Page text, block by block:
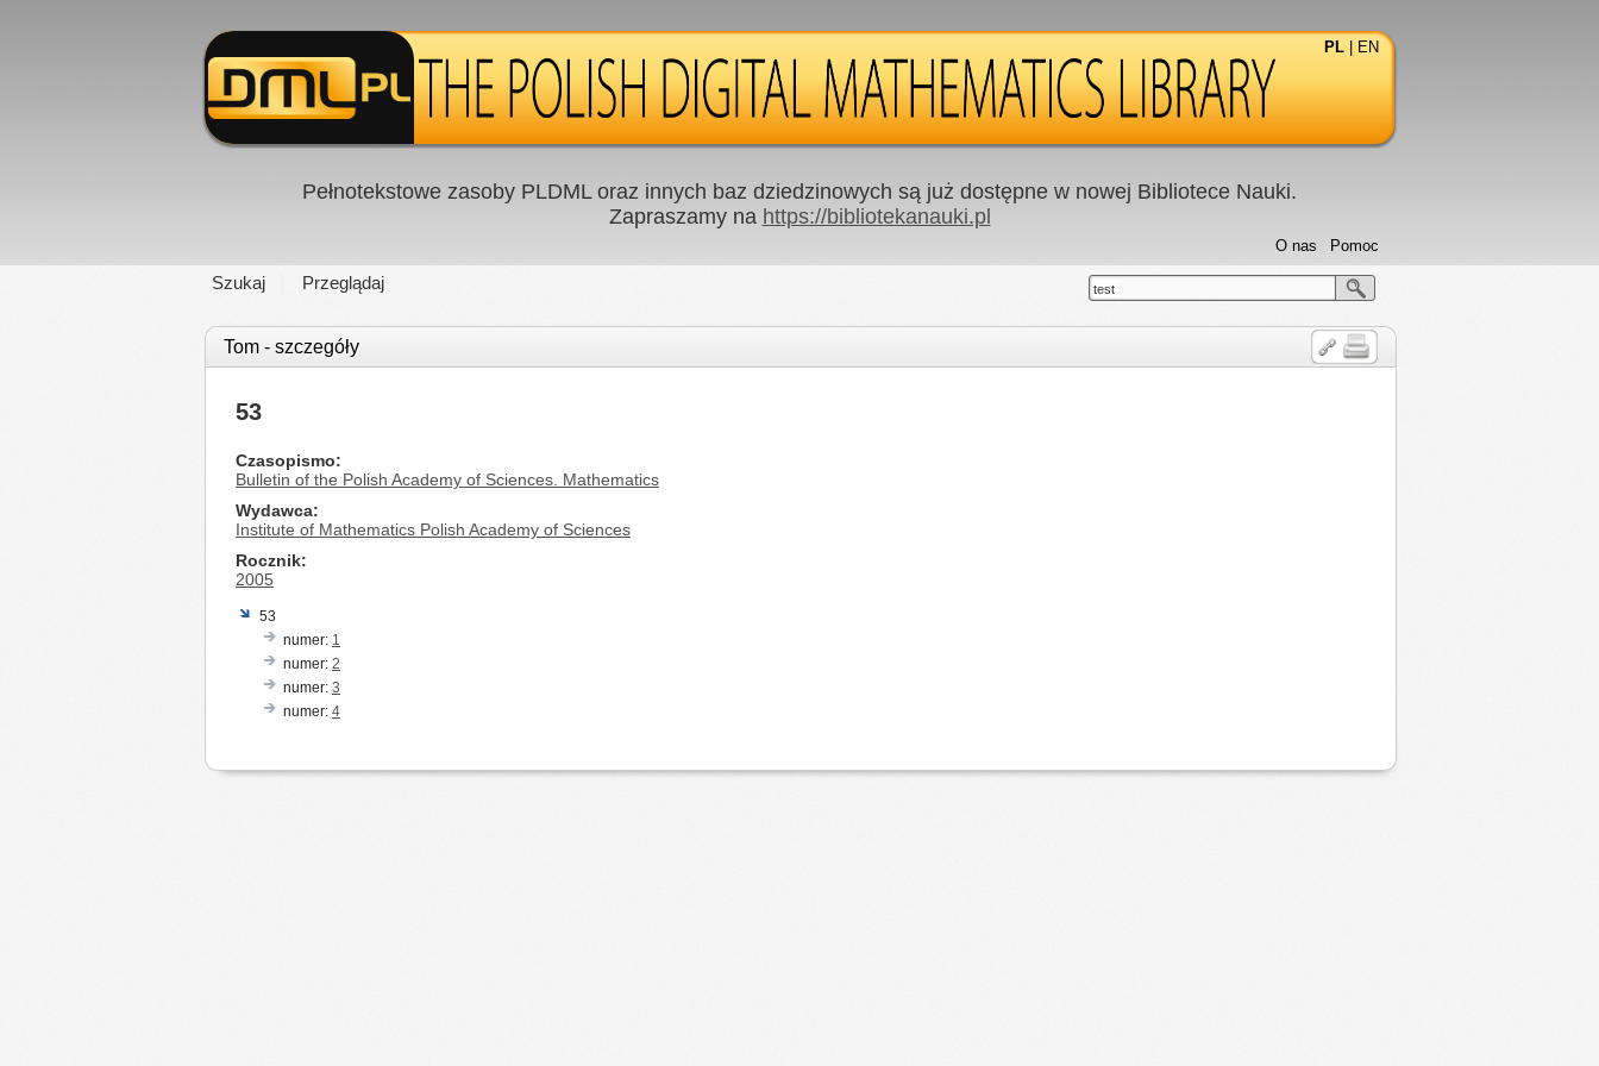
PL EN
Pełnotekstowe zasoby PLDML oraz innych baz dziedzinowych są już dostępne w nowej Bibliotece Nauki.
Zapraszamy na https://bibliotekanauki.pl
Szukaj Przeglądaj
Pomoc
O nas
test
Tom - szczegóły
53
Czasopismo
Bulletin of the Polish Academy of Sciences. Mathematics
Wydawca
Institute of Mathematics Polish Academy of Sciences
Rocznik
2005
53
numer: 1
numer: 2
numer: 3
numer: 4